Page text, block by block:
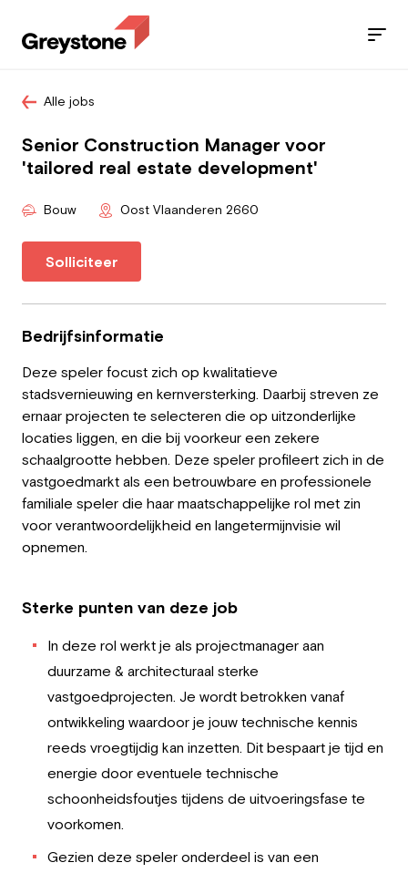
Werknemer
Werkgever
Werken bij Greystone
Over ons
Team
Jobs
Diensten
Sectoren
Blog
Alle jobs
Senior Construction Manager voor
'tailored real estate development'
Bouw Oost Vlaanderen 2660
Solliciteer
Bedrijfsinformatie
Deze speler focust zich op kwalitatieve
stadsvernieuwing en kernversterking. Daarbij streven ze
ernaar projecten te selecteren die op uitzonderlijke
locaties liggen, en die bij voorkeur een zekere
schaalgrootte hebben. Deze speler profileert zich in de
vastgoedmarkt als een betrouwbare en professionele
familiale speler die haar maatschappelijke rol met zin
voor verantwoordelijkheid en langetermijnvisie wil
opnemen.
Sterke punten van deze job
In deze rol werkt je als projectmanager aan
duurzame & architecturaal sterke
vastgoedprojecten. Je wordt betrokken vanaf
ontwikkeling waardoor je jouw technische kennis
reeds vroegtijdig kan inzetten. Dit bespaart je tijd en
energie door eventuele technische
schoonheidsfoutjes tijdens de uitvoeringsfase te
voorkomen.
Gezien deze speler onderdeel is van een